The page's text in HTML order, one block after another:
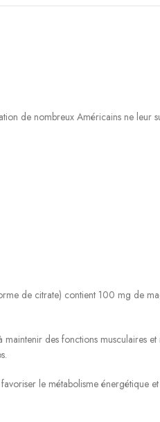
de nombreux Américains ne leur
de citrate) contient 100 mg de
des fonctions musculaires
le métabolisme énergétique et